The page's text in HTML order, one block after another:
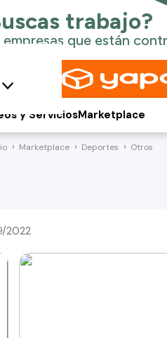
y ServiciosMarketplace
Marketplace Deportes Otros
2022